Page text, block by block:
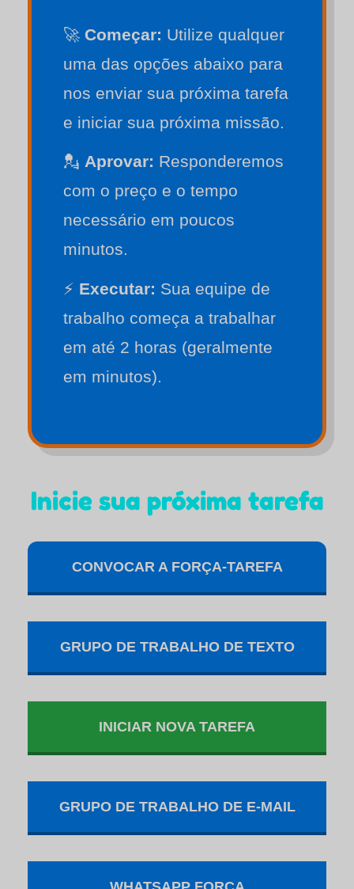
🚀 Começar: Utilize qualquer
uma das opções abaixo para
nos enviar sua próxima tarefa
e iniciar sua próxima missão.
💂 Aprovar: Responderemos
com o preço e o tempo
necessário em poucos
minutos.
⚡ Executar: Sua equipe de
trabalho começa a trabalhar
em até 2 horas (geralmente
em minutos).
Inicie sua próxima tarefa
CONVOCAR A FORÇA-TAREFA
GRUPO DE TRABALHO DE TEXTO
INICIAR NOVA TAREFA
GRUPO DE TRABALHO DE E-MAIL